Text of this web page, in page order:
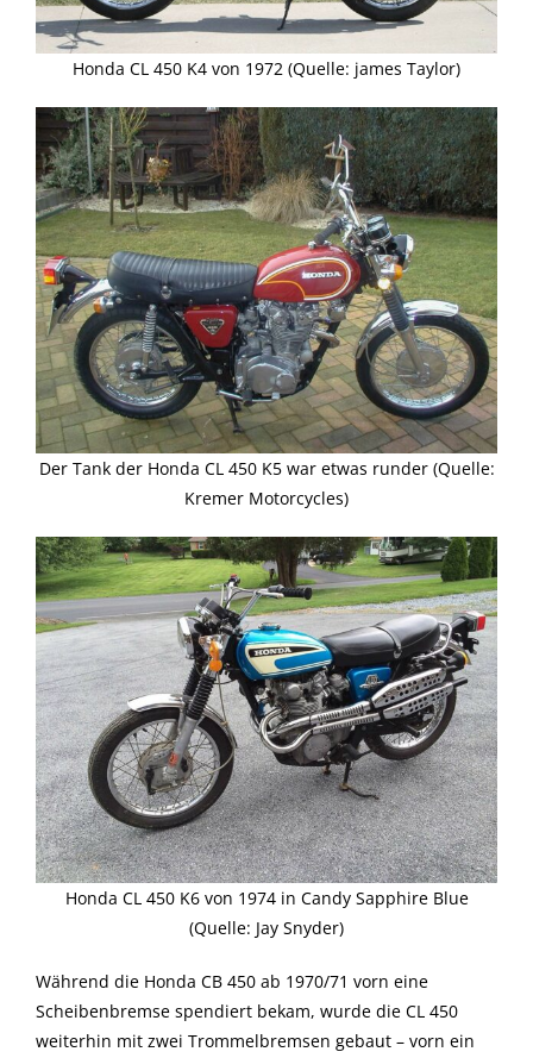
Honda CL 450 K4 von 1972 (Quelle: james Taylor)
Der Tank der Honda CL 450 K5 war etwas runder (Quelle:
Kremer Motorcycles)
Honda CL 450 K6 von 1974 in Candy Sapphire Blue
(Quelle: Jay Snyder)
Während die Honda CB 450 ab 1970/71 vorn eine
Scheibenbremse spendiert bekam, wurde die CL 450
weiterhin mit zwei Trommelbremsen gebaut – vorn ein